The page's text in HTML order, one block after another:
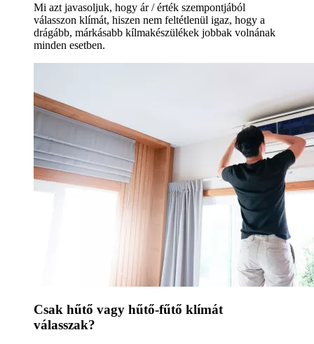
Mi azt javasoljuk, hogy ár / érték szempontjából
válasszon klímát, hiszen nem feltétlenül igaz, hogy a
drágább, márkásabb kílmakészülékek jobbak volnának
minden esetben.
Csak hűtő vagy hűtő-fűtő klímát
válasszak?